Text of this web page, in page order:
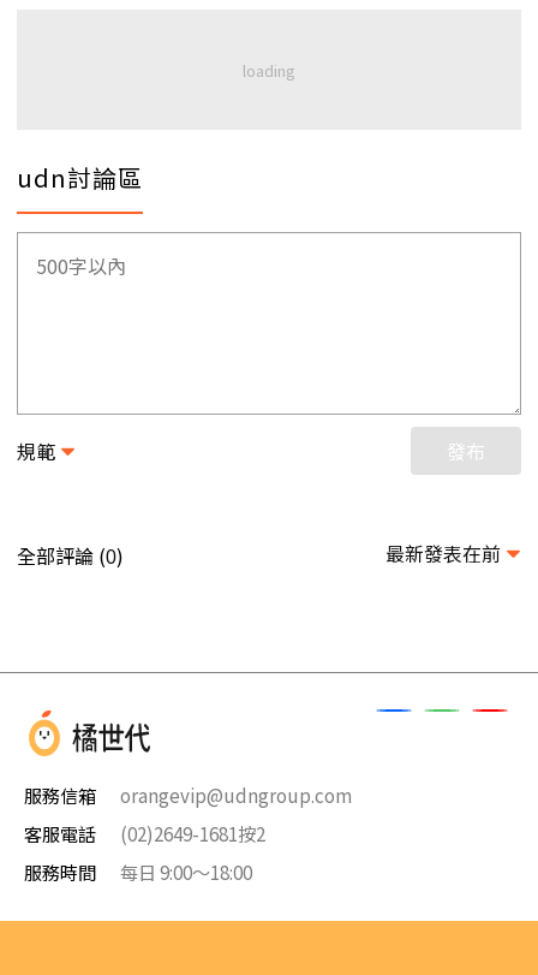
udn討論區
規範 發布
全部評論 (0) 最新發表在前
服務信箱
orangevip@udngroup.com
客服電話
(02)2649-1681按2
服務時間
每日 9:00～18:00